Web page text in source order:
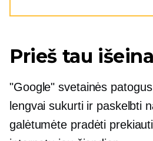
Prieš tau
"Google" svetainės patogus
lengvai sukurti ir paskelbti
galėtumėte pradėti